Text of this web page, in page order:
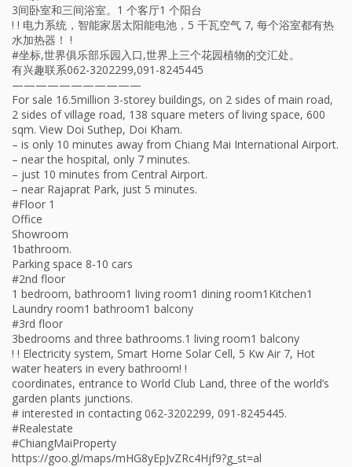
3间卧室和三间浴室。1 个客厅1 个阳台
! ! 电力系统，智能家居太阳能电池，5 千瓦空气 7, 每个浴室都有热
水加热器！ !
#坐标,世界俱乐部乐园入口,世界上三个花园植物的交汇处。
有兴趣联系062-3202299,091-8245445
———————————
For sale 16.5million 3-storey buildings, on 2 sides of main road,
2 sides of village road, 138 square meters of living space, 600
sqm. View Doi Suthep, Doi Kham.
– is only 10 minutes away from Chiang Mai International Airport.
– near the hospital, only 7 minutes.
– just 10 minutes from Central Airport.
– near Rajaprat Park, just 5 minutes.
#Floor 1
Office
Showroom
1bathroom.
Parking space 8-10 cars
#2nd floor
1 bedroom, bathroom1 living room1 dining room1Kitchen1
Laundry room1 bathroom1 balcony
#3rd floor
3bedrooms and three bathrooms.1 living room1 balcony
! ! Electricity system, Smart Home Solar Cell, 5 Kw Air 7, Hot
water heaters in every bathroom! !
coordinates, entrance to World Club Land, three of the world’s
garden plants junctions.
# interested in contacting 062-3202299, 091-8245445.
#Realestate
#ChiangMaiProperty
https://goo.gl/maps/mHG8yEpJvZRc4Hjf9?g_st=al